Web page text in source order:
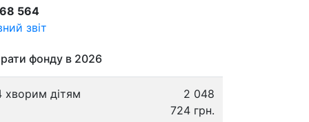
564
звіт
фонду в 2026
хворим дітям
2 048
724 грн.